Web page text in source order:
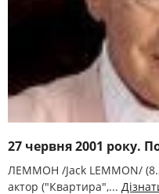
27 червня 2001
ЛЕММОН /Jack LEMMON/
актор ("Квартира",...